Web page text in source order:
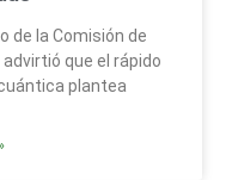
de la Comisión de
advirtió que el rápido
plantea